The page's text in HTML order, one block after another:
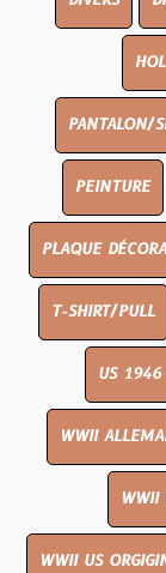
PANTALON/
PEINTURE
PLAQUE
T-SHIRT/PULL
US 1946
WWII
WWII
WWII US